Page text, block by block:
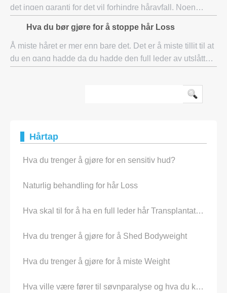
det ingen garanti for det vil forhindre håravfall. Noen
healthfulness av follikler som h
Hva du bør gjøre for å stoppe hår Loss
Å miste håret er mer enn bare det. Det er å miste tillit til at
du en gang hadde da du hadde den full leder av utslåtte
Hårtap
Hva du trenger å gjøre for en sensitiv hud?
Naturlig behandling for hår Loss
Hva skal til for å ha en full leder hår Transplantation
Hva du trenger å gjøre for å Shed Bodyweight
Hva du trenger å gjøre for å miste Weight
Hva ville være fører til søvnparalyse og hva du kan gjøre for å stoppe it